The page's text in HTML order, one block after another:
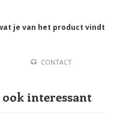
je van het product vindt
CONTACT
interessant